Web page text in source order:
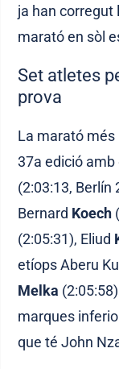
ja han corregut
marató en sòl
Set atletes
prova
La marató més
37a edició
(2:03:13, Berlín
Bernard Koech
(2:05:31), Eliud
etíops Aberu
Melka
marques
que té John